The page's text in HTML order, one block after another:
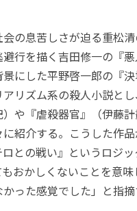
の息苦しさが迫る重松清
行を描く吉田修一の『
にした平野啓一郎の『
リズム系の殺人小説と
や『虐殺器官』（伊藤
紹介する。こうした作
との戦い』というロジ
おかしくないことを意
った感覚でした」と指摘